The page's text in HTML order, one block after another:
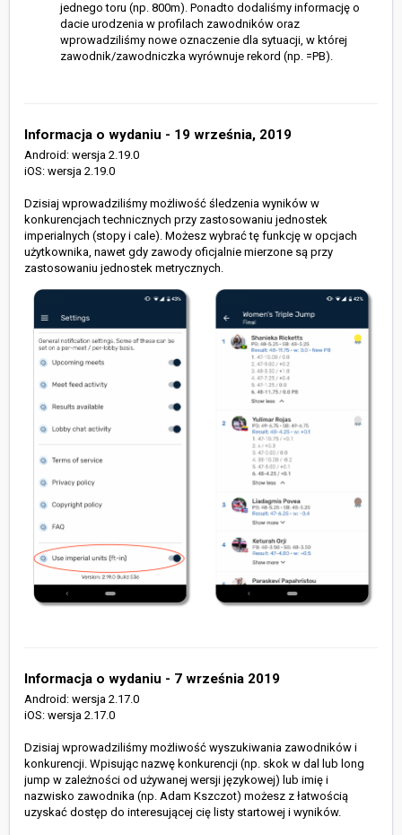
jednego toru (np. 800m). Ponadto dodaliśmy informację o
dacie urodzenia w profilach zawodników oraz
wprowadziliśmy nowe oznaczenie dla sytuacji, w której
zawodnik/zawodniczka wyrównuje rekord (np. =PB).
Informacja o wydaniu - 19 września, 2019
Android: wersja 2.19.0
iOS: wersja 2.19.0
Dzisiaj wprowadziliśmy możliwość śledzenia wyników w
konkurencjach technicznych przy zastosowaniu jednostek
imperialnych (stopy i cale). Możesz wybrać tę funkcję w opcjach
użytkownika, nawet gdy zawody oficjalnie mierzone są przy
zastosowaniu jednostek metrycznych.
Informacja o wydaniu - 7 września 2019
Android: wersja 2.17.0
iOS: wersja 2.17.0
Dzisiaj wprowadziliśmy możliwość wyszukiwania zawodników i
konkurencji. Wpisując nazwę konkurencji (np. skok w dal lub long
jump w zależności od używanej wersji językowej) lub imię i
nazwisko zawodnika (np. Adam Kszczot) możesz z łatwością
uzyskać dostęp do interesującej cię listy startowej i wyników.